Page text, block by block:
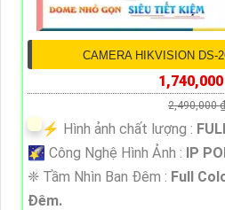
CAMERA HIKVISION DS-
2,490,000 ₫
️⚡ Hình ảnh chất lượng :
🌠 Công Nghệ Hình Ảnh : IP
❈ Tầm Nhìn Ban Đêm : Full
Ðêm.